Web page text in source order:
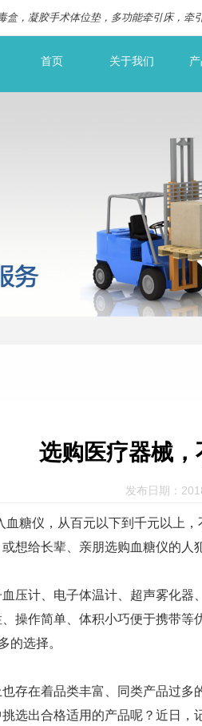
盒，凝胶手术体位垫，多功能牵引床，
首页 关于我们
选购医疗器械，
发布日期：
糖仪，从百元以下到千元以上
想给长辈、亲朋选购血糖仪的人
计、电子体温计、超声雾化器
操作简单、体积小巧便于携带
的选择。
在着品类丰富、同类产品过多
选出合格适用的产品呢？近日